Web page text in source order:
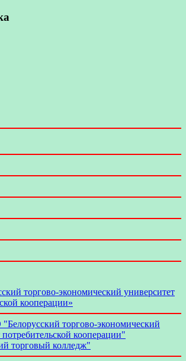
торгово-экономический университет
кооперации»
торгово-экономический
потребительской кооперации"
торговый колледж"